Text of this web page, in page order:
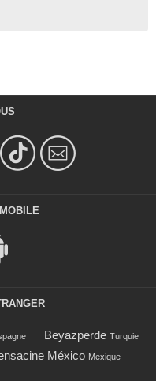
Beyazperde Turquie
México Mexique